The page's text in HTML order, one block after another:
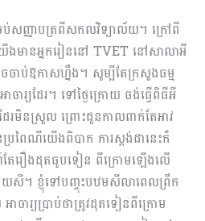
ប់សញ្ញាបត្រពីសកលវិទ្យាល័យ។ ក្រៅពី
មានអ្នករៀននៅ TVET នៅសាលាអី
ចចាប់ឱកាសហ្នឹង។ សូម្បីតែក្រសួងធម្ម
ចារ្យដែរ។​​ ទៅថ្ងៃក្រោយ ចង់ធ្វើពិធីអី
រមិនស្រួល ព្រោះជួនកាលពាក់តែអាវ
រពៃណីយើងពិបាក ការស្តង់ដានេះក៏
ែរឿងដុតធូបទៀន ពីក្រោមឡើងលើ
យសី។ ខ្ញុំទៅបញ្ចុះបឋមសីលាពេលព្រឹក
ារ្យប្រាប់ថាត្រូវដុតទៀនពីក្រោម